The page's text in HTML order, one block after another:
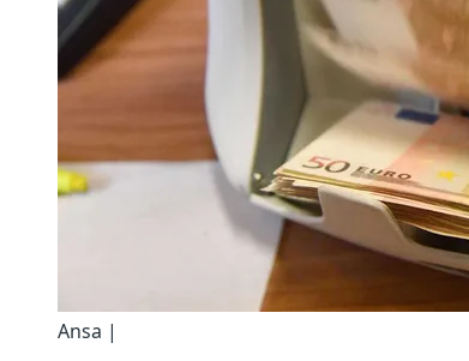
Ansa |